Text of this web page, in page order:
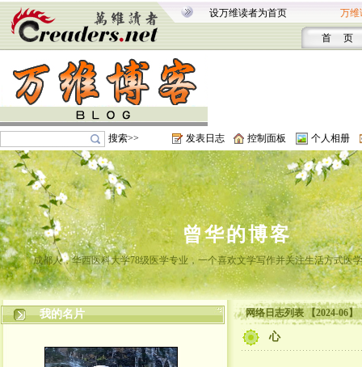
设万维读者为首页 万维
首 页
搜索>> 发表日志 控制面板 个人相册
曾华的博客
成都人，华西医科大学78级医学专业，一个喜欢文学写作并关注生活方式医
我的名片 网络日志列表 【2024-06】
心